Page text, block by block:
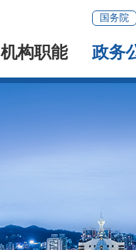
国务院
机构职能 政务